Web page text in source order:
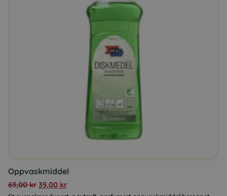
Oppvaskmiddel
69,00kr 39,00 kr